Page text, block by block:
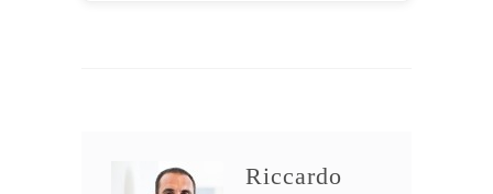
Riccardo